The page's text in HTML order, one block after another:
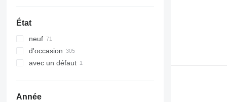
État
neuf
d'occasion
avec un défaut
Année